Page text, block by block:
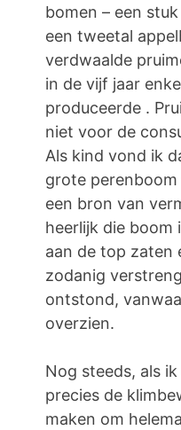
bomen – een
een tweetal
verdwaalde
in de vijf jaar
produceerde .
niet voor de
Als kind vond ik
grote
een bron van
heerlijk die boom
aan de top zaten
zodanig
ontstond,
overzien.
Nog steeds, als
precies de
maken om